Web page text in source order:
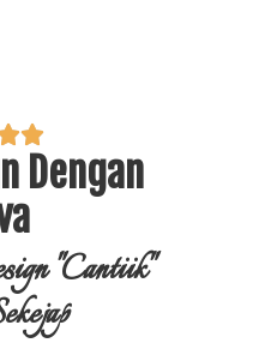

Dengan
"Cantiik"